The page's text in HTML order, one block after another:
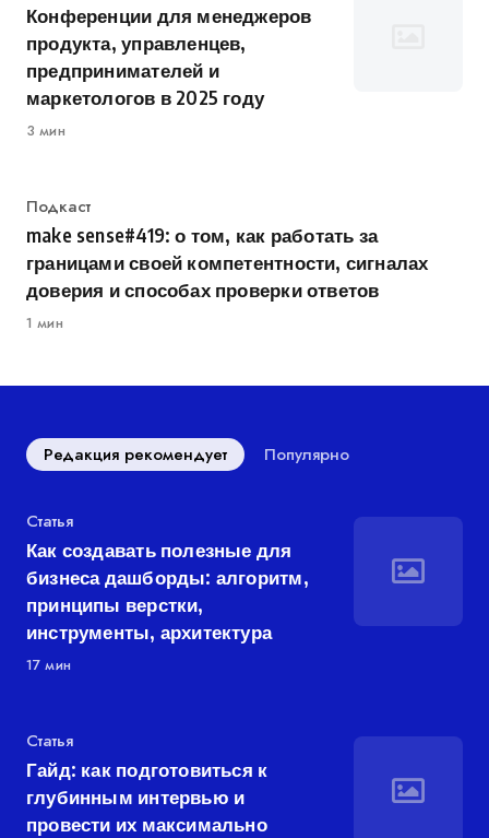
Конференции для менеджеров
продукта, управленцев,
предпринимателей и
маркетологов в 2025 году
3 мин
Категория
Подкаст
make sense#419: о том, как работать за
границами своей компетентности, сигналах
доверия и способах проверки ответов
1 мин
Редакция рекомендует Популярно
Категория
Статья
Как создавать полезные для
бизнеса дашборды: алгоритм,
принципы верстки,
инструменты, архитектура
17 мин
Категория
Статья
Гайд: как подготовиться к
глубинным интервью и
провести их максимально